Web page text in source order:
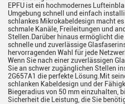
EPFU ist ein hochmodernes
Umgebung schnell und einfach
schlankes Mikrokabeldesign macht
schmale Kanäle, Freileitungen und
Stellen.Darüber hinaus ermöglicht
schnelle und zuverlässige
hervorragenden Wahl für jede
Wenn Sie nach einer zuverlässigen
Sie an schwer zugänglichen Stellen
2G657A1 die perfekte Lösung.Mit
schlanken Kabeldesign und der
Biegeradius von 50 mm einzuhalten,
Sicherheit die Leistung, die Sie